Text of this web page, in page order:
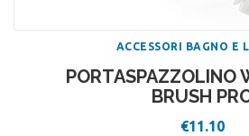
ACCESSORI BAGNO E
PORTASPAZZOLINO
BRUSH
€11.10